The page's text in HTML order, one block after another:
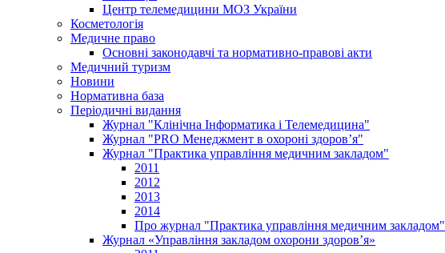
Центр телемедицини МОЗ України
Косметологія
Медичне право
Основні законодавчі та нормативно-правові акти
Медичний туризм
Новини
Нормативна база
Періодичні видання
Журнал "Клінічна Інформатика і Телемедицина"
Журнал "PRO Менеджмент в охороні здоров’я"
Журнал "Практика управління медичним закладом"
2011
2012
2013
2014
Про журнал "Практика управління медичним закладом"
Журнал «Управління закладом охорони здоров’я»